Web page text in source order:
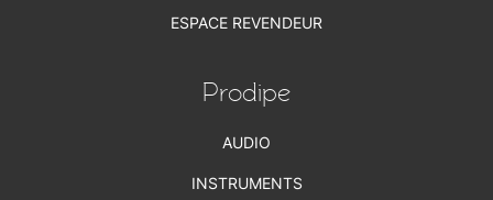
ESPACE REVENDEUR
Prodipe
AUDIO
INSTRUMENTS